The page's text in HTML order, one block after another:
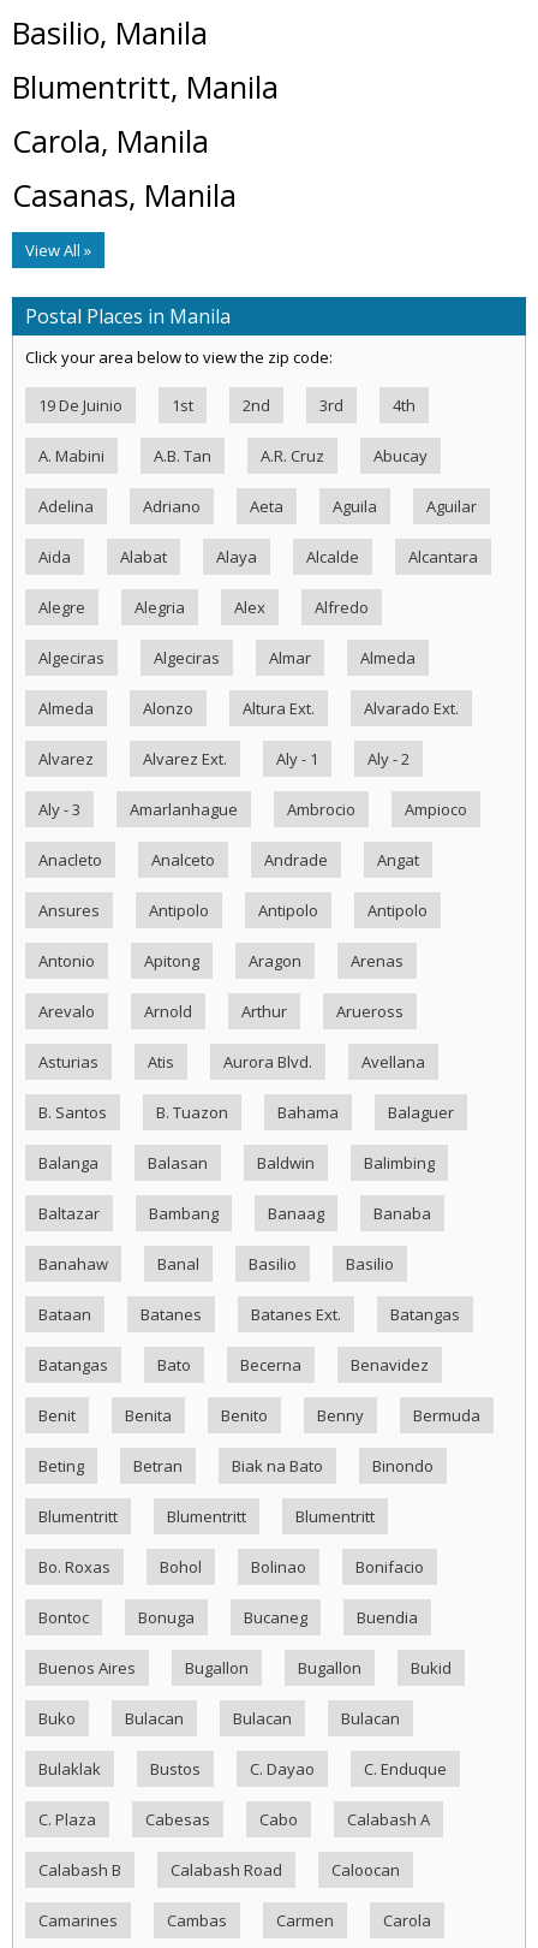
Basilio, Manila
Blumentritt, Manila
Carola, Manila
Casanas, Manila
View All »
Postal Places in Manila
Click your area below to view the zip code:
19 De Juinio 1st 2nd 3rd 4th
A. Mabini A.B. Tan A.R. Cruz Abucay
Adelina Adriano Aeta Aguila Aguilar
Aida Alabat Alaya Alcalde Alcantara
Alegre Alegria Alex Alfredo
Algeciras Algeciras Almar Almeda
Almeda Alonzo Altura Ext. Alvarado Ext.
Alvarez Alvarez Ext. Aly - 1 Aly - 2
Aly - 3 Amarlanhague Ambrocio Ampioco
Anacleto Analceto Andrade Angat
Ansures Antipolo Antipolo Antipolo
Antonio Apitong Aragon Arenas
Arevalo Arnold Arthur Arueross
Asturias Atis Aurora Blvd. Avellana
B. Santos B. Tuazon Bahama Balaguer
Balanga Balasan Baldwin Balimbing
Baltazar Bambang Banaag Banaba
Banahaw Banal Basilio Basilio
Bataan Batanes Batanes Ext. Batangas
Batangas Bato Becerna Benavidez
Benit Benita Benito Benny Bermuda
Beting Betran Biak na Bato Binondo
Blumentritt Blumentritt Blumentritt
Bo. Roxas Bohol Bolinao Bonifacio
Bontoc Bonuga Bucaneg Buendia
Buenos Aires Bugallon Bugallon Bukid
Buko Bulacan Bulacan Bulacan
Bulaklak Bustos C. Dayao C. Enduque
C. Plaza Cabesas Cabo Calabash A
Calabash B Calabash Road Caloocan
Camarines Cambas Carmen Carola